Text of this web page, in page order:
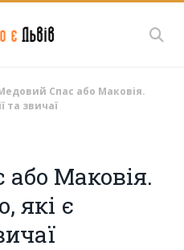
Спас або Маковія.
та звичаї
Маковія.
які є